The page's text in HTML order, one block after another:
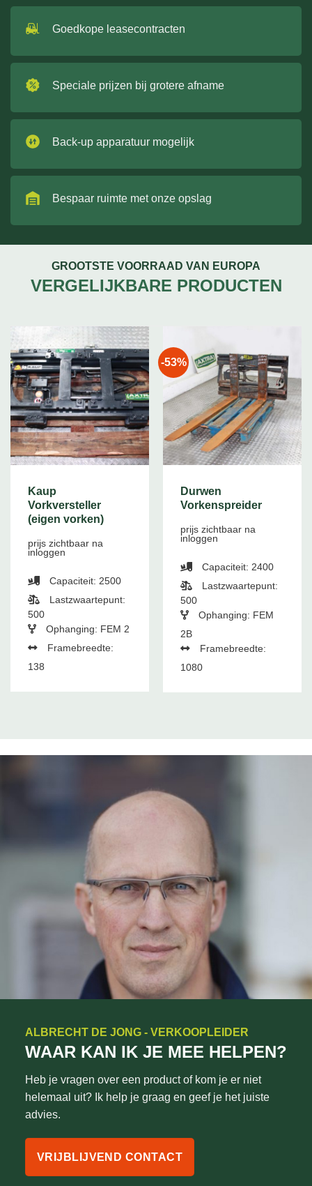
Goedkope leasecontracten
Speciale prijzen bij grotere afname
Back-up apparatuur mogelijk
Bespaar ruimte met onze opslag
GROOTSTE VOORRAAD VAN EUROPA
VERGELIJKBARE PRODUCTEN
Kaup
Vorkversteller
(eigen vorken)
prijs zichtbaar na
inloggen
Capaciteit: 2500
Lastzwaartepunt:
500
Ophanging: FEM 2
Framebreedte:
138
-53%
Durwen
Vorkenspreider
prijs zichtbaar na
inloggen
Capaciteit: 2400
Lastzwaartepunt:
500
Ophanging: FEM
2B
Framebreedte:
1080
ALBRECHT DE JONG - VERKOOPLEIDER
WAAR KAN IK JE MEE HELPEN?
Heb je vragen over een product of kom je er niet
helemaal uit? Ik help je graag en geef je het juiste
advies.
VRIJBLIJVEND CONTACT